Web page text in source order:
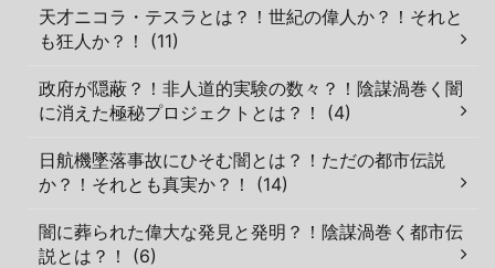
天才ニコラ・テスラとは？！世紀の偉人か？！それと
も狂人か？！ (11)
政府が隠蔽？！非人道的実験の数々？！陰謀渦巻く闇
に消えた極秘プロジェクトとは？！ (4)
日航機墜落事故にひそむ闇とは？！ただの都市伝説
か？！それとも真実か？！ (14)
闇に葬られた偉大な発見と発明？！陰謀渦巻く都市伝
説とは？！ (6)